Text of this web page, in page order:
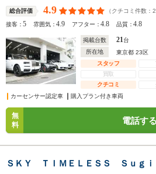
総合評価 4.9 （クチコミ件数：
接客：5 雰囲気：4.9 アフター：4.8 品質：4.8
掲載台数 21台
所在地
東京都 23区
スタッフ
買取
クチコミ
カーセンサー認定車
購入プラン付き車両
無
料
電話する
ＳＫＹ ＴＩＭＥＬＥＳＳ Ｓｕｇｉ